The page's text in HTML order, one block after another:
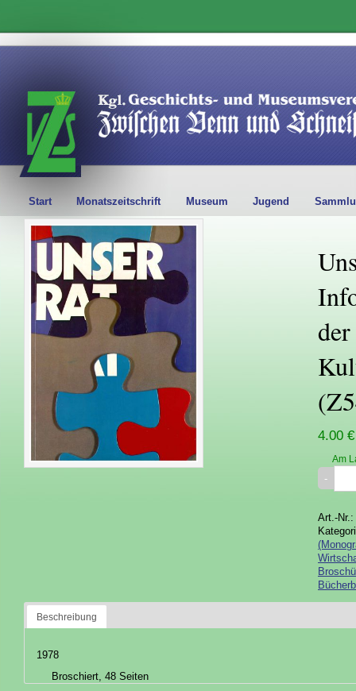
Start Monatszeitschrift Museum Jugend
4.00 €
Am
Art.-Nr.:
Beschreibung
1978
Broschiert, 48 Seiten